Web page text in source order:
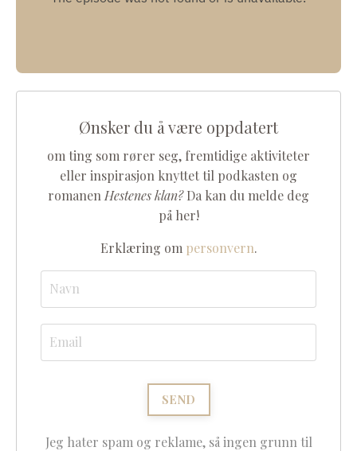
Ønsker du å være oppdatert
om ting som rører seg, fremtidige aktiviteter
eller inspirasjon knyttet til podkasten og
romanen Hestenes klan?Da kan du melde deg
på her!
Erklæring om personvern.
Jeg hater spam og reklame, så ingen grunn til